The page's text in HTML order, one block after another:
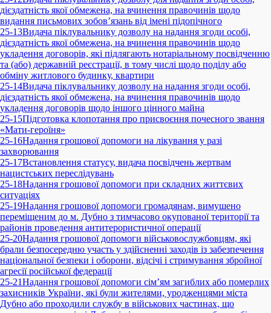
дієздатність якої обмежена, на вчинення правочинів щодо
видання письмових зобов’язань від імені підопічного
25-13Видача піклувальнику дозволу на надання згоди особі,
дієздатність якої обмежена, на вчинення правочинів щодо
укладення договорів, які підлягають нотаріальному посвідченню
та (або) державній реєстрації, в тому числі щодо поділу або
обміну житлового будинку, квартири
25-14Видача піклувальнику дозволу на надання згоди особі,
дієздатність якої обмежена, на вчинення правочинів щодо
укладення договорів щодо іншого цінного майна
25-15Підготовка клопотання про присвоєння почесного звання
«Мати-героїня»
25-16Надання грошової допомоги на лікування у разі
захворювання
25-17Встановлення статусу, видача посвідчень жертвам
нацистських переслідувань
25-18Надання грошової допомоги при складних життєвих
ситуаціях
25-19Надання грошової допомоги громадянам, вимушено
переміщеним до м. Дубно з тимчасово окупованої території та
районів проведення антитерористичної операції
25-20Надання грошової допомоги військовослужбовцям, які
брали безпосередню участь у здійсненні заходів із забезпечення
національної безпеки і оборони, відсічі і стримування збройної
агресії російської федерації
25-21Надання грошової допомоги сім’ям загиблих або померлих
захисників України, які були жителями, уродженцями міста
Дубно або проходили службу в військових частинах, що